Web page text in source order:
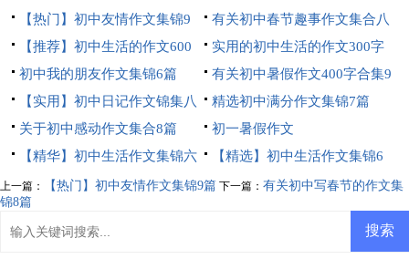
【热门】初中友情作文集锦9
篇
有关初中春节趣事作文集合八
篇
【推荐】初中生活的作文600
字锦集七篇
实用的初中生活的作文300字
四篇
初中我的朋友作文集锦6篇
有关初中暑假作文400字合集9
篇
【实用】初中日记作文锦集八
篇
精选初中满分作文集锦7篇
关于初中感动作文集合8篇
初一暑假作文
【精华】初中生活作文集锦六
篇
【精选】初中生活作文集锦6
篇
上一篇： 【热门】初中友情作文集锦9篇 下一篇： 有关初中写春节的作文集
锦8篇